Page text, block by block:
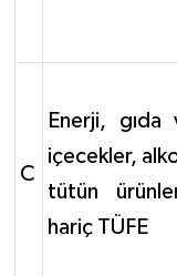
C
Enerji, gıda
içecekler,
tütün
hariç TÜFE